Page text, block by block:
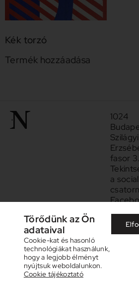
Kék torzó
Termék hozzáadása
1024
Szilágyi
fasor 3.
a social
Törődünk az Ön
adataival
Cookie-kat és hasonló
technológiákat használunk,
hogy a legjobb élményt
nyújtsuk weboldalunkon.
Cookie tájékoztató